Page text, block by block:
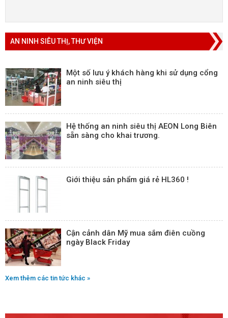
AN NINH SIÊU THỊ, THƯ VIỆN
Một số lưu ý khách hàng khi sử dụng cổng
an ninh siêu thị
Hệ thống an ninh siêu thị AEON Long Biên
sẵn sàng cho khai trương.
Giới thiệu sản phẩm giá rẻ HL360 !
Cận cảnh dân Mỹ mua sắm điên cuồng
ngày Black Friday
Xem thêm các tin tức khác »